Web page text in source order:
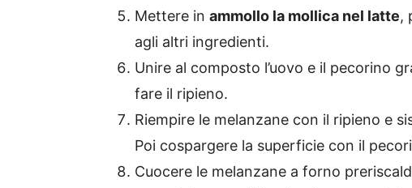
Mettere in ammollo la mollica nel latte,
agli altri ingredienti.
Unire al composto l’uovo e il pecorino
fare il ripieno.
Riempire le melanzane con il ripieno e
Poi cospargere la superficie con il
Cuocere le melanzane a forno